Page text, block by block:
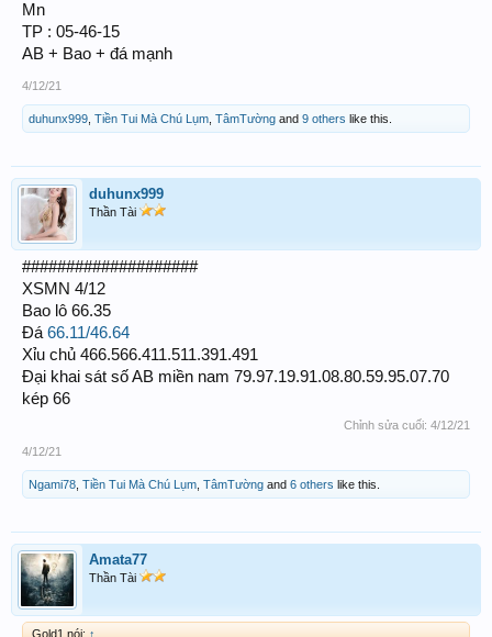
Mn
TP : 05-46-15
AB + Bao + đá mạnh
4/12/21
duhunx999 Tiền Tui Mà Chú Lụm TâmTường and 9 others like this.
duhunx999
Thần Tài
####################
XSMN 4/12
Bao lô 66.35
Đá66.11/46.64
Xỉu chủ 466.566.411.511.391.491
Đại khai sát số AB miền nam 79.97.19.91.08.80.59.95.07.70
kép 66
Chỉnh sửa cuối: 4/12/21
4/12/21
Ngami78 Tiền Tui Mà Chú Lụm TâmTường and 6 others like this.
Amata77
Thần Tài
Gold1 nói: ↑